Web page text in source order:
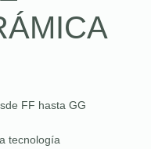
FF hasta GG
tecnología